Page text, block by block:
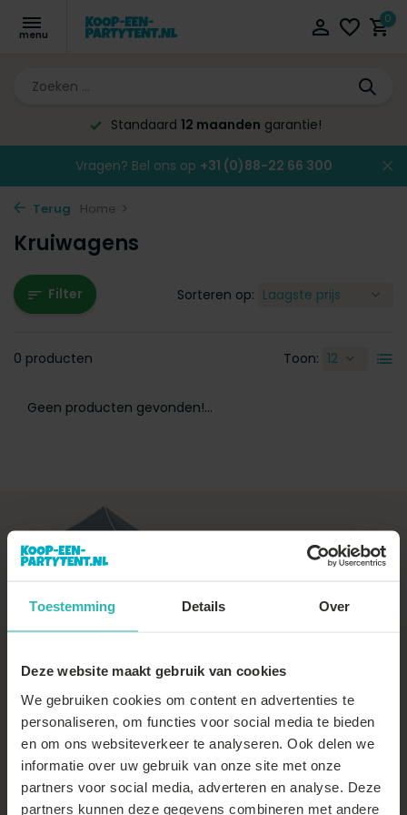
Toestemming Details Over
Deze website maakt gebruik van cookies
We gebruiken cookies om content en advertenties te
personaliseren, om functies voor social media te bieden
en om ons websiteverkeer te analyseren. Ook delen we
informatie over uw gebruik van onze site met onze
partners voor social media, adverteren en analyse. Deze
partners kunnen deze gegevens combineren met andere
0
Standaard 12 maanden garantie!
Vragen? Bel ons op +31 (0)88-22 66 300
Terug Home
Kruiwagens
Filter
0 producten Toon:
Sorteren op:
Geen producten gevonden!...
Vragen over jebezorging,
op onze
klantenservice
Thuiswinkel Waarborg